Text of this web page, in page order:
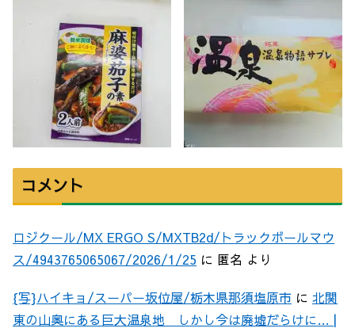
コメント
ロジクール/MX ERGO S/MXTB2d/トラックボールマウ
ス/4943765065067/2026/1/25 に 匿名 より
{写}ハイキョ/スーパー坂位屋/栃木県那須塩原市 に 北関
東の山奥にある巨大温泉地 しかし今は廃墟だらけに… |